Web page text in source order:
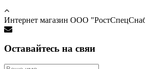
Интернет магазин ООО
Оставайтесь на свяи